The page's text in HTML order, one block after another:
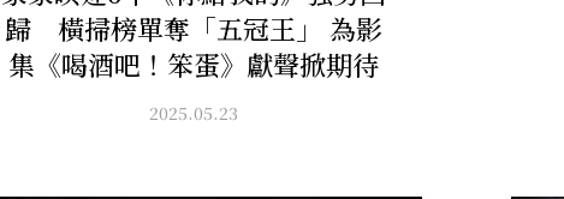
歸 橫掃榜單奪「五冠王」 為影
集《喝酒吧！笨蛋》獻聲掀期待
2025.05.23